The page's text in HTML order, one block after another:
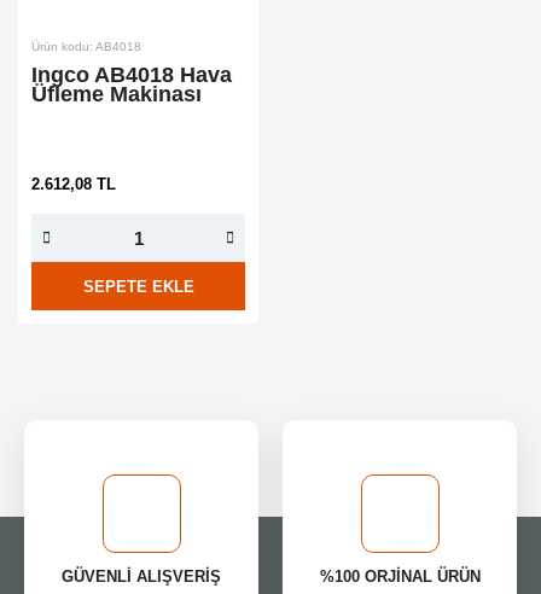
Ürün kodu: AB4018
Ingco AB4018 Hava
Üfleme Makinası
2.612,08 TL
SEPETE EKLE
GÜVENLİ ALIŞVERİŞ %100 ORJİNAL ÜRÜN